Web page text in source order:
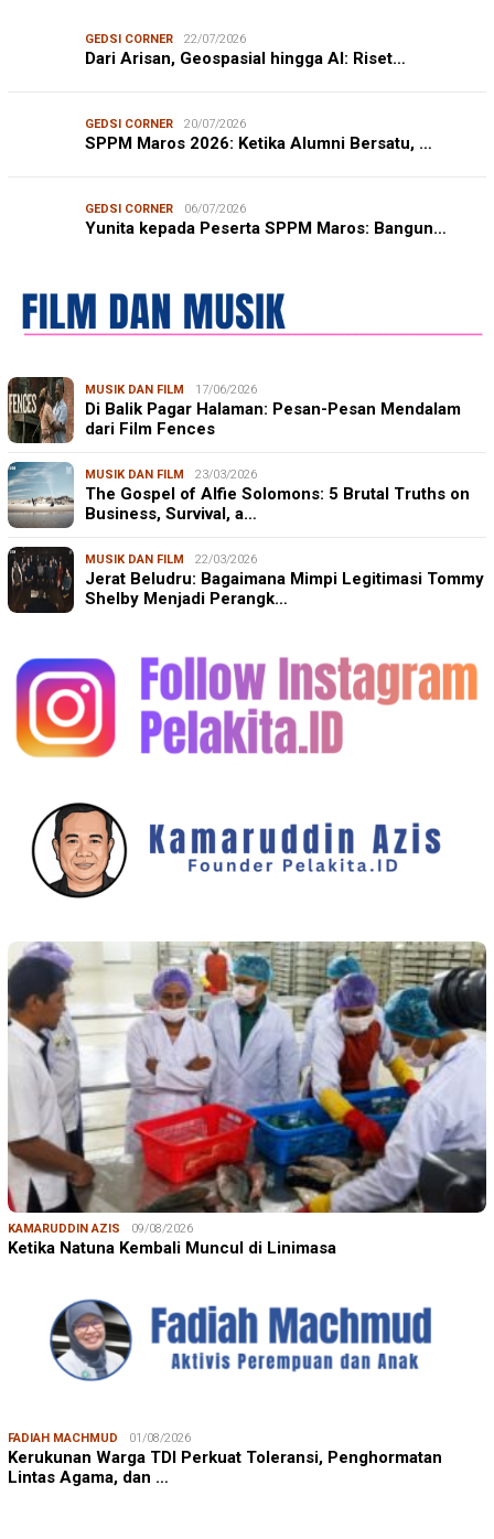
GEDSI CORNER 22/07/2026
Dari Arisan, Geospasial hingga AI: Riset…
GEDSI CORNER 20/07/2026
SPPM Maros 2026: Ketika Alumni Bersatu, …
GEDSI CORNER 06/07/2026
Yunita kepada Peserta SPPM Maros: Bangun…
MUSIK DAN FILM 17/06/2026
Di Balik Pagar Halaman: Pesan-Pesan Mendalam
dari Film Fences
MUSIK DAN FILM 23/03/2026
The Gospel of Alfie Solomons: 5 Brutal Truths on
Business, Survival, a…
MUSIK DAN FILM 22/03/2026
Jerat Beludru: Bagaimana Mimpi Legitimasi Tommy
Shelby Menjadi Perangk…
KAMARUDDIN AZIS 09/08/2026
Ketika Natuna Kembali Muncul di Linimasa
FADIAH MACHMUD 01/08/2026
Kerukunan Warga TDI Perkuat Toleransi, Penghormatan
Lintas Agama, dan …